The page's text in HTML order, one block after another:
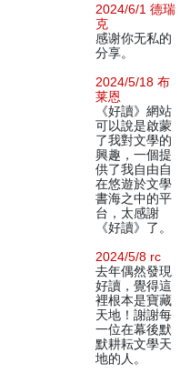
2024/6/1 德瑞
克
感谢你无私的
分享。
2024/5/18 布
莱恩
《好讀》網站
可以說是啟蒙
了我對文學的
興趣，一個提
供了我自由自
在悠遊於文學
書海之中的平
台，太感謝
《好讀》了。
2024/5/8 rc
去年偶然發現
好讀，覺得這
裡根本是寶藏
天地！謝謝每
一位在幕後默
默耕耘文學天
地的人。